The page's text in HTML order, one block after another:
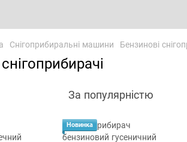
Снігоприбиральні машини Бензинові
За популярністю
Новинка